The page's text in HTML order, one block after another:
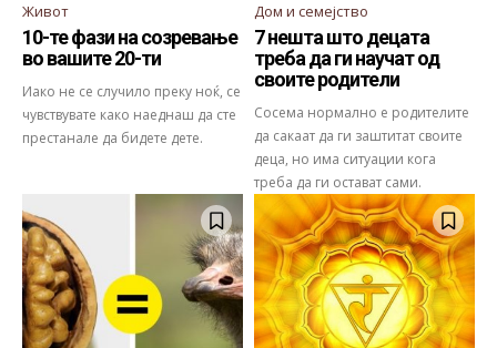
Живот
10-те фази на созревање
во вашите 20-ти
Иако не се случило преку ноќ, се
чувствувате како наеднаш да сте
престанале да бидете дете.
Дом и семејство
7 нешта што децата
треба да ги научат од
своите родители
Сосема нормално е родителите
да сакаат да ги заштитат своите
деца, но има ситуации кога
треба да ги остават сами.